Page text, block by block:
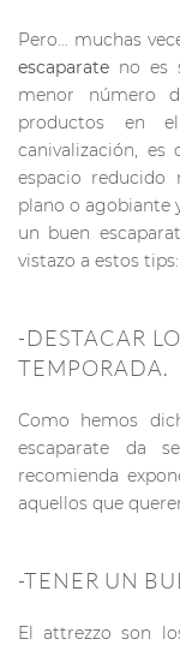
Pero… muchas
escaparate no es
menor número
productos en
canivalización,
espacio
plano o agobiante
un buen
vistazo a estos tips:
-DESTACAR
TEMPORADA.
Como hemos
escaparate da
recomienda
aquellos que
-TENER UN
El attrezzo son